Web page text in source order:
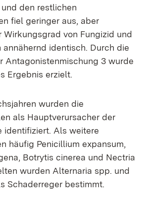
den restlichen
fiel geringer aus, aber
Wirkungsgrad von Fungizid und
annähernd identisch. Durch die
Antagonistenmischung 3 wurde
Ergebnis erzielt.
wurden die
als Hauptverursacher der
identifiziert. Als weitere
häufig Penicillium expansum,
Botrytis cinerea und Nectria
wurden Alternaria spp. und
Schaderreger bestimmt.